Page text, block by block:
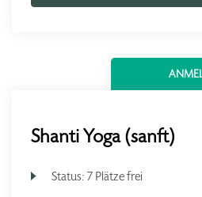
Shanti Yoga (sanft)
Status: 7 Plätze frei